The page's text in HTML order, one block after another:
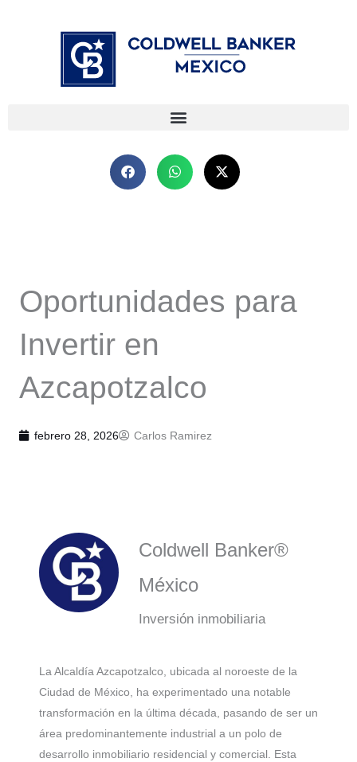
Oportunidades para
Invertir en
Azcapotzalco
febrero 28, 2026 Carlos Ramirez
Coldwell Banker®
México
Inversión inmobiliaria
La Alcaldía Azcapotzalco, ubicada al noroeste de la
Ciudad de México, ha experimentado una notable
transformación en la última década, pasando de ser un
área predominantemente industrial a un polo de
desarrollo inmobiliario residencial y comercial. Esta